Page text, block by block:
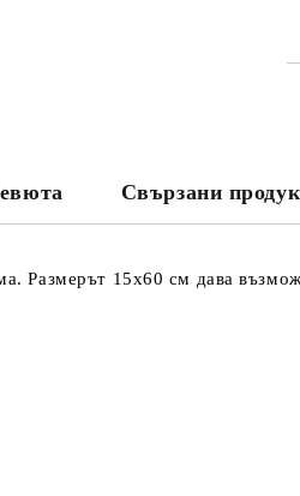
Свързани
Размерът 15х60 см дава